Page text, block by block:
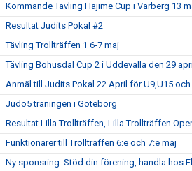
Kommande Tävling Hajime Cup i Varberg 13
Resultat Judits Pokal #2
Tävling Trollträffen 1 6-7 maj
Tävling Bohusdal Cup 2 i Uddevalla den 29
Anmäl till Judits Pokal 22 April för U9,U15 och
Judo5 träningen i Göteborg
Resultat Lilla Trollträffen, Lilla Trollträffen
Funktionärer till Trollträffen 6:e och 7:e maj
Ny sponsring: Stöd din förening, handla hos